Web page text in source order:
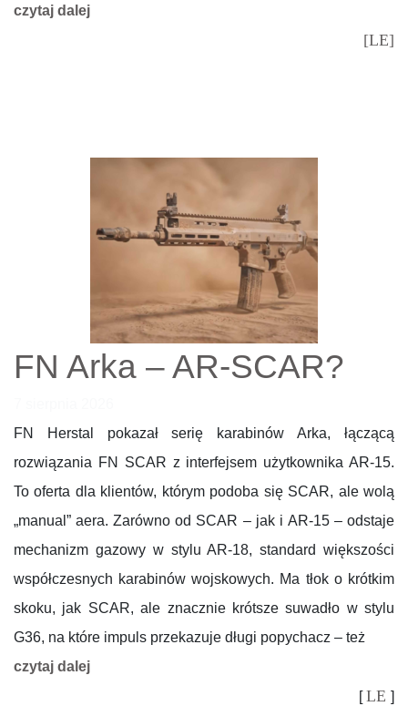
czytaj dalej
[LE]
FN Arka – AR-SCAR?
FN Herstal pokazał serię karabinów Arka, łączącą
rozwiązania FN SCAR z interfejsem użytkownika AR-15.
To oferta dla klientów, którym podoba się SCAR, ale wolą
„manual” aera. Zarówno od SCAR – jak i AR-15 – odstaje
mechanizm gazowy w stylu AR-18, standard większości
współczesnych karabinów wojskowych. Ma tłok o krótkim
skoku, jak SCAR, ale znacznie krótsze suwadło w stylu
G36, na które impuls przekazuje długi popychacz – też
czytaj dalej
[LE ]